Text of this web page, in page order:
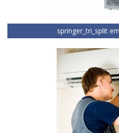
springer_tri_split